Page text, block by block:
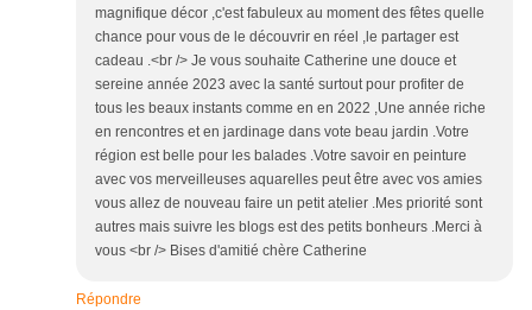
magnifique décor ,c'est fabuleux au moment des fêtes quelle
chance pour vous de le découvrir en réel ,le partager est
cadeau .<br /> Je vous souhaite Catherine une douce et
sereine année 2023 avec la santé surtout pour profiter de
tous les beaux instants comme en en 2022 ,Une année riche
en rencontres et en jardinage dans vote beau jardin .Votre
région est belle pour les balades .Votre savoir en peinture
avec vos merveilleuses aquarelles peut être avec vos amies
vous allez de nouveau faire un petit atelier .Mes priorité sont
autres mais suivre les blogs est des petits bonheurs .Merci à
vous <br /> Bises d'amitié chère Catherine
Répondre